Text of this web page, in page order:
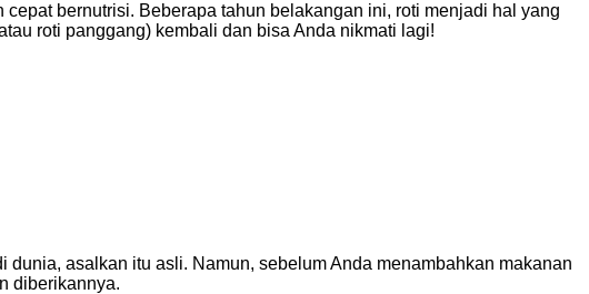
bernutrisi. Beberapa tahun belakangan ini, roti menjadi hal yang
roti panggang) kembali dan bisa Anda nikmati lagi!
asalkan itu asli. Namun, sebelum Anda menambahkan makanan
diberikannya.